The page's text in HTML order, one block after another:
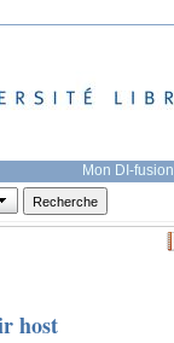
Mon DI-fusion
host